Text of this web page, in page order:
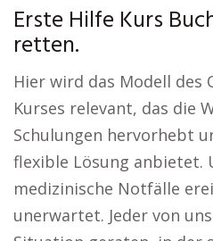
Erste Hilfe Kurs
retten.
Hier wird das Modell des
Kurses relevant, das die
Schulungen hervorhebt
flexible Lösung anbietet.
medizinische Notfälle
unerwartet. Jeder von